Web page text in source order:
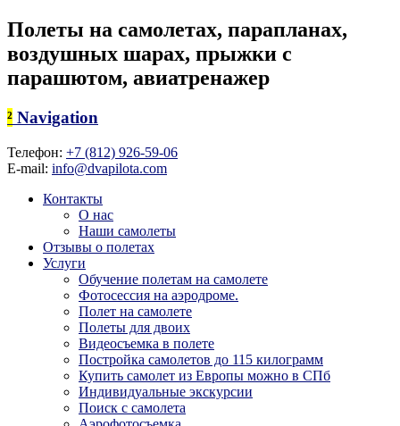
Полеты на самолетах, парапланах,
воздушных шарах, прыжки с
парашютом, авиатренажер
² Navigation
Телефон: +7 (812) 926-59-06
E-mail: info@dvapilota.com
Контакты
О нас
Наши самолеты
Отзывы о полетах
Услуги
Обучение полетам на самолете
Фотосессия на аэродроме.
Полет на самолете
Полеты для двоих
Видеосъемка в полете
Постройка самолетов до 115 килограмм
Купить самолет из Европы можно в СПб
Индивидуальные экскурсии
Поиск с самолета